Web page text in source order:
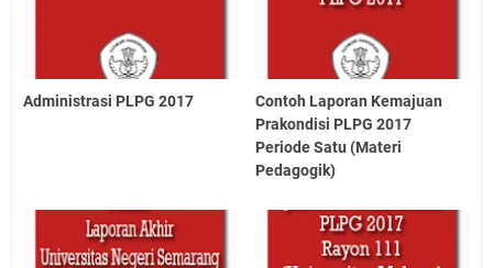
Administrasi PLPG 2017
Contoh Laporan Kemajuan
Prakondisi PLPG 2017
Periode Satu (Materi
Pedagogik)